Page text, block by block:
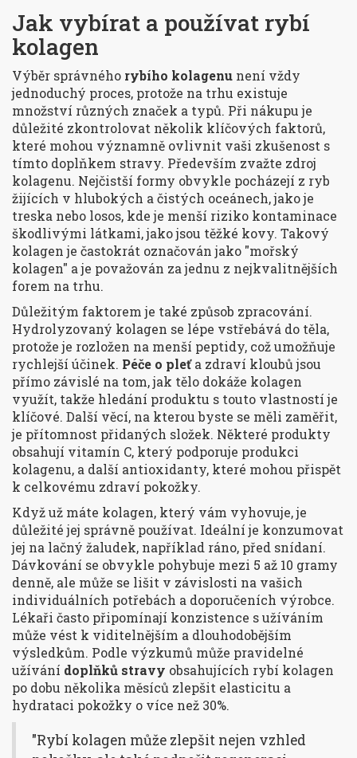
Jak vybírat a používat rybí
kolagen
Výběr správného rybího kolagenu není vždy
jednoduchý proces, protože na trhu existuje
množství různých značek a typů. Při nákupu je
důležité zkontrolovat několik klíčových faktorů,
které mohou významně ovlivnit vaši zkušenost s
tímto doplňkem stravy. Především zvažte zdroj
kolagenu. Nejčistší formy obvykle pocházejí z ryb
žijících v hlubokých a čistých oceánech, jako je
treska nebo losos, kde je menší riziko kontaminace
škodlivými látkami, jako jsou těžké kovy. Takový
kolagen je častokrát označován jako "mořský
kolagen" a je považován za jednu z nejkvalitnějších
forem na trhu.
Důležitým faktorem je také způsob zpracování.
Hydrolyzovaný kolagen se lépe vstřebává do těla,
protože je rozložen na menší peptidy, což umožňuje
rychlejší účinek. Péče o pleťa zdraví kloubů jsou
přímo závislé na tom, jak tělo dokáže kolagen
využít, takže hledání produktu s touto vlastností je
klíčové. Další věcí, na kterou byste se měli zaměřit,
je přítomnost přidaných složek. Některé produkty
obsahují vitamín C, který podporuje produkci
kolagenu, a další antioxidanty, které mohou přispět
k celkovému zdraví pokožky.
Když už máte kolagen, který vám vyhovuje, je
důležité jej správně používat. Ideální je konzumovat
jej na lačný žaludek, například ráno, před snídaní.
Dávkování se obvykle pohybuje mezi 5 až 10 gramy
denně, ale může se lišit v závislosti na vašich
individuálních potřebách a doporučeních výrobce.
Lékaři často připomínají konzistence s užíváním
může vést k viditelnějším a dlouhodobějším
výsledkům. Podle výzkumů může pravidelné
užívání doplňků stravy obsahujících rybí kolagen
po dobu několika měsíců zlepšit elasticitu a
hydrataci pokožky o více než 30%.
"Rybí kolagen může zlepšit nejen vzhled